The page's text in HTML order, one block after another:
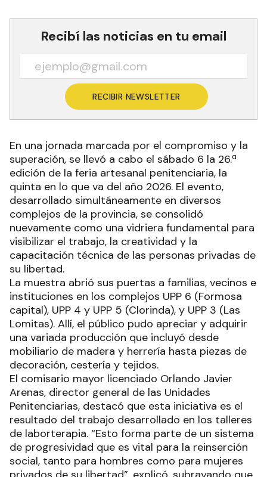
Recibí las noticias en tu email
RECIBIR NEWSLETTER
En una jornada marcada por el compromiso y la
superación, se llevó a cabo el sábado 6 la 26.ª
edición de la feria artesanal penitenciaria, la
quinta en lo que va del año 2026. El evento,
desarrollado simultáneamente en diversos
complejos de la provincia, se consolidó
nuevamente como una vidriera fundamental para
visibilizar el trabajo, la creatividad y la
capacitación técnica de las personas privadas de
su libertad.
La muestra abrió sus puertas a familias, vecinos e
instituciones en los complejos UPP 6 (Formosa
capital), UPP 4 y UPP 5 (Clorinda), y UPP 3 (Las
Lomitas). Allí, el público pudo apreciar y adquirir
una variada producción que incluyó desde
mobiliario de madera y herrería hasta piezas de
decoración, cestería y tejidos.
El comisario mayor licenciado Orlando Javier
Arenas, director general de las Unidades
Penitenciarias, destacó que esta iniciativa es el
resultado del trabajo desarrollado en los talleres
de laborterapia. “Esto forma parte de un sistema
de progresividad que es vital para la reinserción
social, tanto para hombres como para mujeres